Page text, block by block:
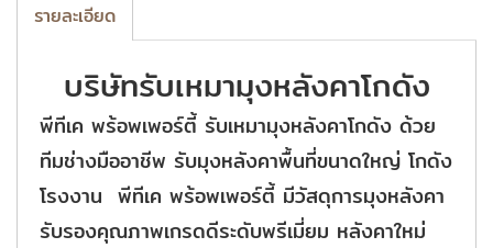
รายละเอียด
บริษัทรับเหมามุงหลังคาโกดัง
พีทีเค พร้อพเพอร์ตี้ รับเหมามุงหลังคาโกดัง ด้วย
ทีมช่างมืออาชีพ รับมุงหลังคาพื้นที่ขนาดใหญ่ โกดัง
โรงงาน พีทีเค พร้อพเพอร์ตี้ มีวัสดุการมุงหลังคา
รับรองคุณภาพเกรดดีระดับพรีเมี่ยม หลังคาใหม่